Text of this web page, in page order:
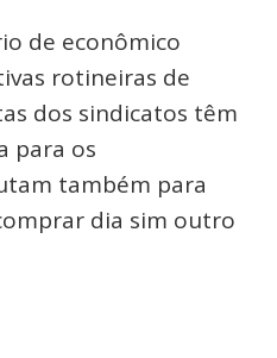
de econômico
rotineiras de
dos sindicatos têm
para os
também para
dia sim outro